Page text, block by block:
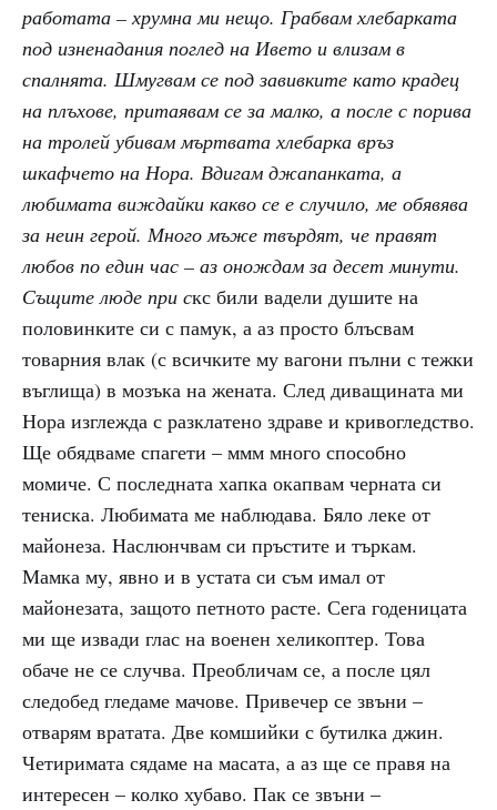
работата – хрумна ми нещо. Грабвам хлебарката
под изненадания поглед на Ивето и влизам в
спалнята. Шмугвам се под завивките като крадец
на плъхове, притаявам се за малко, а после с порива
на тролей убивам мъртвата хлебарка връз
шкафчето на Нора. Вдигам джапанката, а
любимата виждайки какво се е случило, ме обявява
за неин герой. Много мъже твърдят, че правят
любов по един час – аз онождам за десет минути.
Същите люде при скс били вадели душите на
половинките си с памук, а аз просто блъсвам
товарния влак (с всичките му вагони пълни с тежки
въглища) в мозъка на жената. След диващината ми
Нора изглежда с разклатено здраве и кривогледство.
Ще обядваме спагети – ммм много способно
момиче. С последната хапка окапвам черната си
тениска. Любимата ме наблюдава. Бяло леке от
майонеза. Наслюнчвам си пръстите и търкам.
Мамка му, явно и в устата си съм имал от
майонезата, защото петното расте. Сега годеницата
ми ще извади глас на военен хеликоптер. Това
обаче не се случва. Преобличам се, а после цял
следобед гледаме мачове. Привечер се звъни –
отварям вратата. Две комшийки с бутилка джин.
Четиримата сядаме на масата, а аз ще се правя на
интересен – колко хубаво. Пак се звъни –